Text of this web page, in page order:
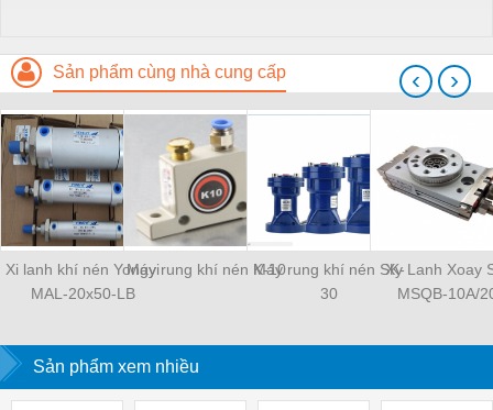
Sản phẩm cùng nhà cung cấp
Xi lanh khí nén Yongyi
MAL-20x50-LB
Máy rung khí nén K-10Máy rung khí nén SK-
30
Xy Lanh Xoay
MSQB-10A/
‹ ›
Sản phẩm xem nhiều